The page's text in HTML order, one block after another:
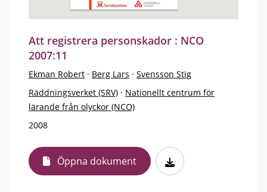
Att registrera personskador : NCO
2007:11
Ekman Robert · Berg Lars · Svensson Stig
Räddningsverket (SRV) · Nationellt centrum för
lärande från olyckor (NCO)
2008
Öppna dokument